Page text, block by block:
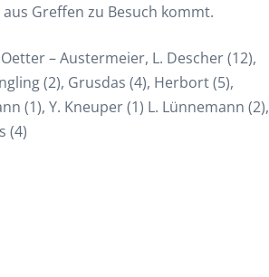
Greffen zu Besuch kommt.
– Austermeier, L. Descher (12),
(2), Grusdas (4), Herbort (5),
(1), Y. Kneuper (1) L. Lünnemann (2),
(4)